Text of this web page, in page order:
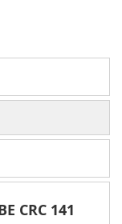
CRC 141